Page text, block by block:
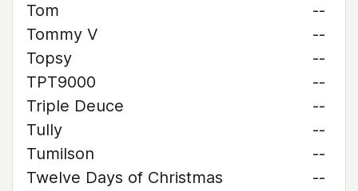
Tom
--
Tommy V
--
Topsy
--
TPT9000
--
Triple Deuce
--
Tully
--
Tumilson
--
Twelve Days of Christmas
--